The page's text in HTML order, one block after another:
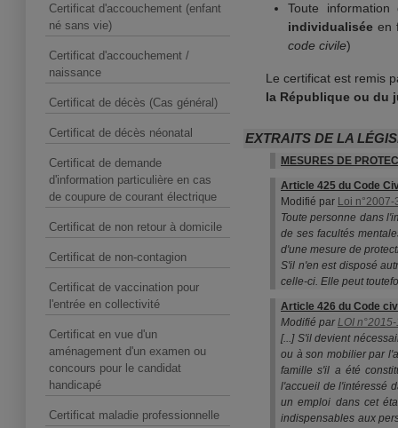
Certificat d'accouchement (enfant
né sans vie)
Certificat d'accouchement /
naissance
Certificat de décès (Cas général)
Certificat de décès néonatal
Certificat de demande
d'information particulière en cas
de coupure de courant électrique
Certificat de non retour à domicile
Certificat de non-contagion
Certificat de vaccination pour
l'entrée en collectivité
Certificat en vue d'un
aménagement d'un examen ou
concours pour le candidat
handicapé
Certificat maladie professionnelle
Toute
individualisée en
code civile)
Le certificat est remis
la République ou du
EXTRAITS DE LA
MESURES DE
Article 425 du Code
Modifié par Loi
Toute personne dans
de ses facultés
d'une mesure de
S'il n'en est disposé
celle-ci. Elle peut
Article 426 du Code
Modifié parLOI
[...] S'il devient
ou à son mobilier par
famille s'il a été
l'accueil de l'intéressé
un emploi dans cet
indispensables aux